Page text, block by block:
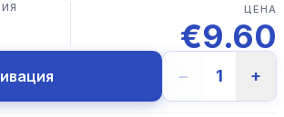
ЦЕНА
€9.60
− 1 +